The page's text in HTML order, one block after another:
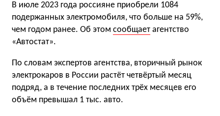
В июле 2023 года россияне приобрели 1084
подержанных электромобиля, что больше на 59%,
чем годом ранее. Об этом сообщает агентство
«Автостат».
По словам экспертов агентства, вторичный рынок
электрокаров в России растёт четвёртый месяц
подряд, а в течение последних трёх месяцев его
объём превышал 1 тыс. авто.